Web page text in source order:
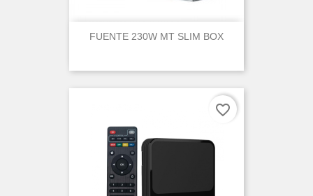
FUENTE 230W MT SLIM BOX
favorite_border